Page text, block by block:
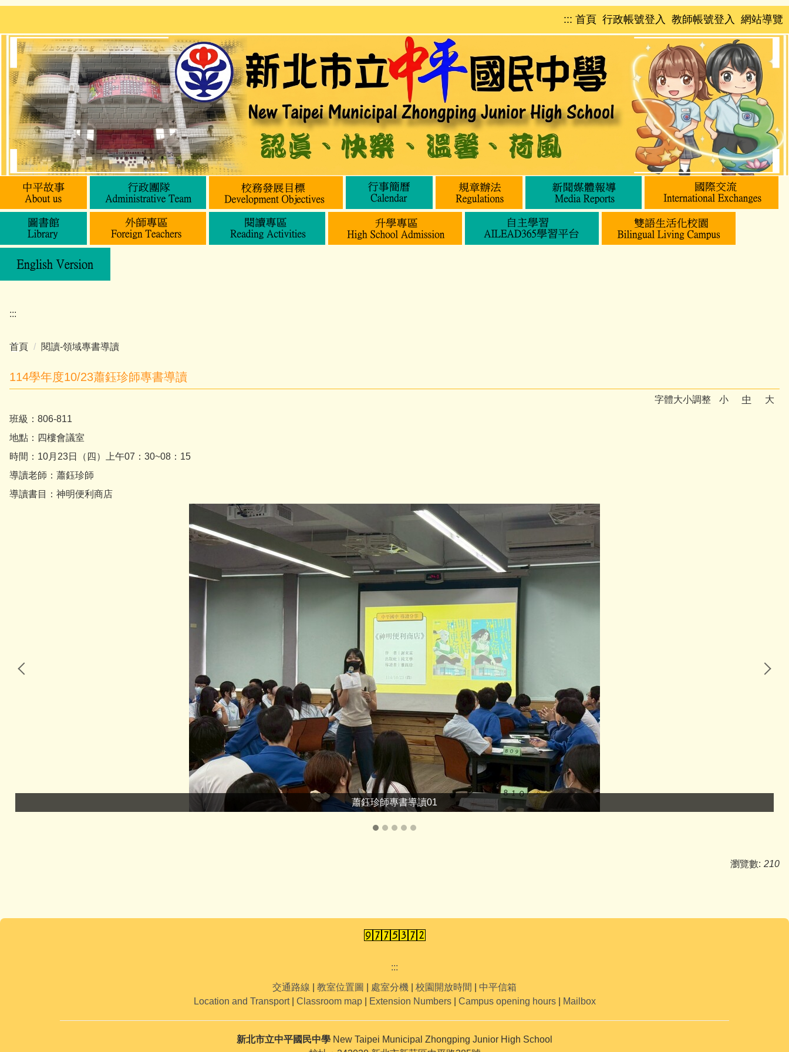
跳
主
內
容
區
::: 首頁 行政帳號登入 教師帳號登入 網站導覽
:::
首頁 閱讀-領域專書導讀
114學年度10/23蕭鈺珍師專書導讀
字體大小調整 小 中
大
班級：806-811
地點：四樓會議室
時間：10月23日（四）上午07：30~08：15
導讀老師：蕭鈺珍師
導讀書目：神明便利商店
蕭鈺珍師專書導讀01
瀏覽數: 210
:::
交通路線
教室位置圖 處室分機 校園開放時間
中平信箱
Location and Transport| Classroom map| Extension Numbers| Campus opening hours| Mailbox
新北市立中平國民中學 New Taipei Municipal Zhongping Junior High School